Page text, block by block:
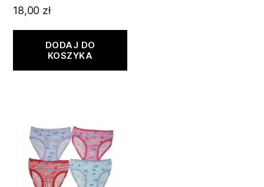
18,00 zł
DODAJ DO
KOSZYKA